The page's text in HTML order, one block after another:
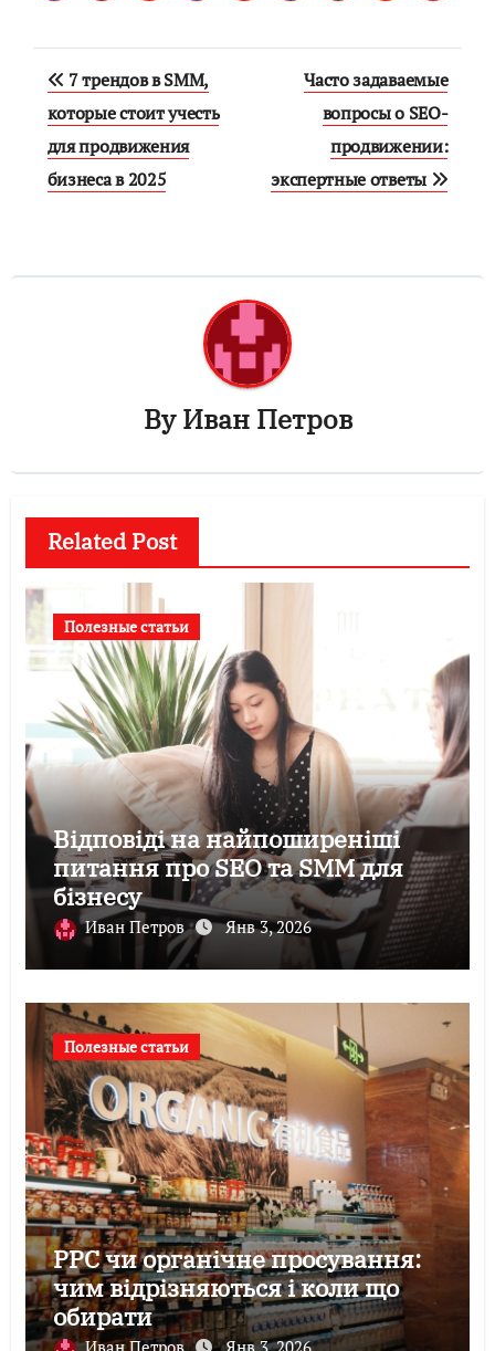
Навигация
по
записям
7 трендов в SMM,
которые стоит учесть
для продвижения
бизнеса в 2025
Часто задаваемые
вопросы о SEO-
продвижении:
экспертные ответы
ByИван Петров
Related Post
Полезные статьи
Відповіді на найпоширеніші
питання про SEO та SMM для
бізнесу
Иван Петров Янв 3, 2026
Полезные статьи
PPC чи органічне просування:
чим відрізняються і коли що
обирати